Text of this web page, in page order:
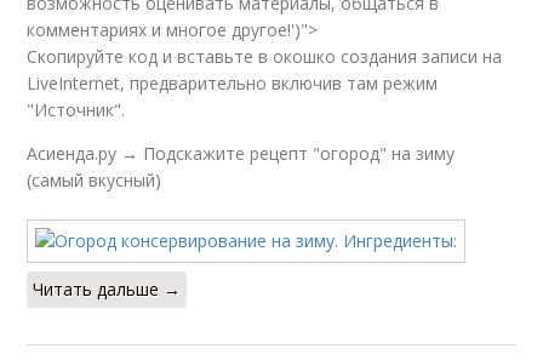
комментариях и многое другое!')">
Скопируйте код и вставьте в окошко создания записи на
LiveInternet, предварительно включив там режим
"Источник".
Асиенда.ру → Подскажите рецепт "огород" на зиму
(самый вкусный)
Читать дальше →